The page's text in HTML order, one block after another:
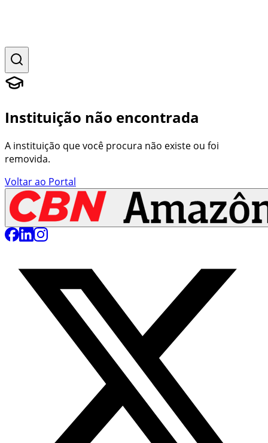
Instituição não encontrada
A instituição que você procura não existe ou foi
removida.
Voltar ao Portal